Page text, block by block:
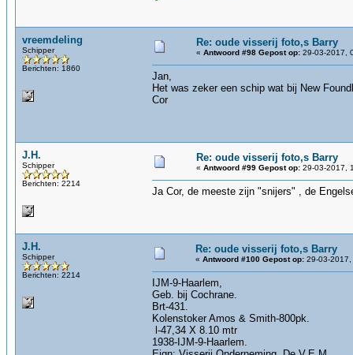
vreemdeling
Schipper
Berichten: 1860
Re: oude visserij foto,s Barry
« Antwoord #98 Gepost op: 29-03-2017,
Jan,
Het was zeker een schip wat bij New
Cor
J.H.
Schipper
Berichten: 2214
Re: oude visserij foto,s Barry
« Antwoord #99 Gepost op: 29-03-2017,
Ja Cor, de meeste zijn "snijers" , de
J.H.
Schipper
Berichten: 2214
Re: oude visserij foto,s Barry
« Antwoord #100 Gepost op: 29-03-
IJM-9-Haarlem,
Geb. bij Cochrane.
Brt-431.
Kolenstoker Amos & Smith-800pk.
l-47,34 X 8.10 mtr
1938-IJM-9-Haarlem.